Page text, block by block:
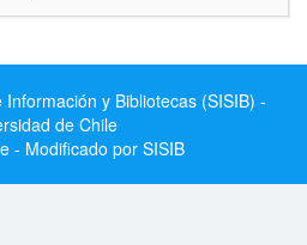
y Bibliotecas (SISIB) -
de Chile
- Modificado por SISIB